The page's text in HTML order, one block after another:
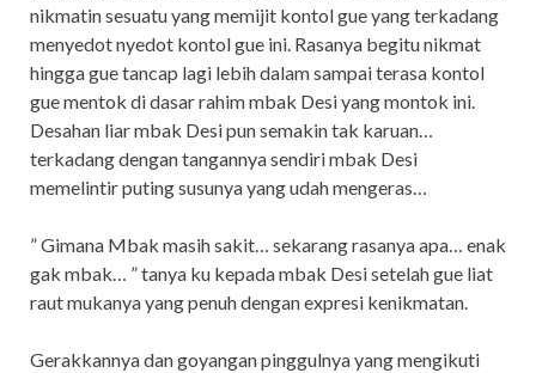
nikmatin sesuatu yang memijit kontol gue yang terkadang
menyedot nyedot kontol gue ini. Rasanya begitu nikmat
hingga gue tancap lagi lebih dalam sampai terasa kontol
gue mentok di dasar rahim mbak Desi yang montok ini.
Desahan liar mbak Desi pun semakin tak karuan…
terkadang dengan tangannya sendiri mbak Desi
memelintir puting susunya yang udah mengeras…
” Gimana Mbak masih sakit… sekarang rasanya apa… enak
gak mbak… ” tanya ku kepada mbak Desi setelah gue liat
raut mukanya yang penuh dengan expresi kenikmatan.
Gerakkannya dan goyangan pinggulnya yang mengikuti